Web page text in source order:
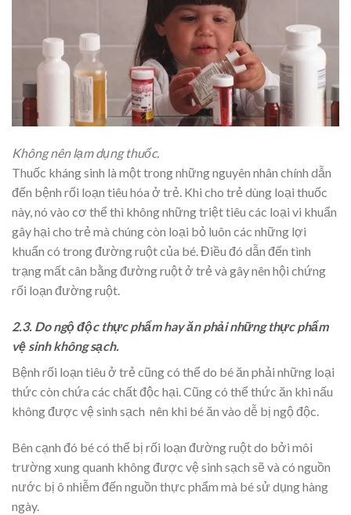
Không nên lạm dụng thuốc.
Thuốc kháng sinh là một trong những nguyên nhân chính dẫn
đến bệnh rối loạn tiêu hóa ở trẻ. Khi cho trẻ dùng loại thuốc
này, nó vào cơ thể thì không những triệt tiêu các loại vi khuẩn
gây hại cho trẻ mà chúng còn loại bỏ luôn các những lợi
khuẩn có trong đường ruột của bé. Điều đó dẫn đến tình
trạng mất cân bằng đường ruột ở trẻ và gây nên hội chứng
rối loạn đường ruột.
2.3. Do ngộ độc thực phẩm hay ăn phải những thực phẩm
vệ sinh không sạch.
Bệnh rối loạn tiêu ở trẻ cũng có thể do bé ăn phải những loại
thức còn chứa các chất độc hại. Cũng có thể thức ăn khi nấu
không được vệ sinh sạch nên khi bé ăn vào dễ bị ngộ độc.
Bên cạnh đó bé có thể bị rối loạn đường ruột do bởi môi
trường xung quanh không được vệ sinh sạch sẽ và có nguồn
nước bị ô nhiễm đến nguồn thực phẩm mà bé sử dụng hàng
ngày.